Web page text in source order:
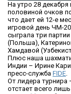
На утро 28 декабря
половиной очков
что дает ей 12-е
игровой день ЧМ-
сыграла три
(Польша),
Хамдавой
Плюс наша
Индии – Ирине
пресс-служба FIDE.
От лидера турнира
отстает всего